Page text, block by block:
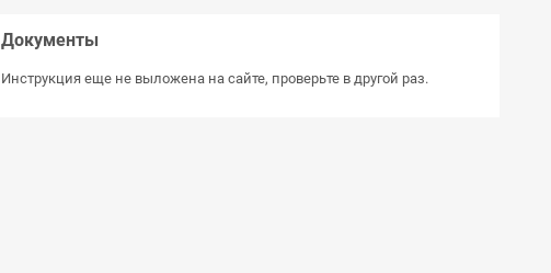
Документы
Инструкция еще не выложена на сайте, проверьте в другой раз.